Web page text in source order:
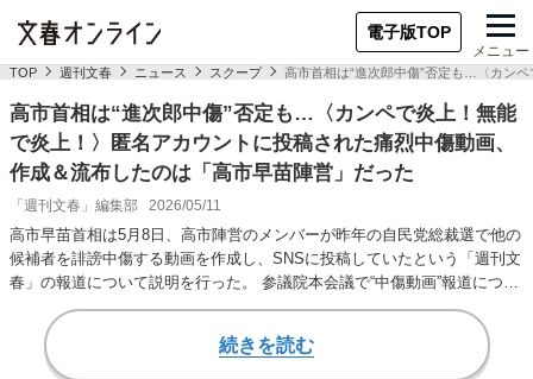
電子版TOP
メニュー
TOP 週刊文春 ニュース スクープ 高市首相は“進次郎中傷”否定も…〈カン
高市首相は“進次郎中傷”否定も…〈カンペで炎上！無能
で炎上！〉匿名アカウントに投稿された痛烈中傷動画、
作成＆流布したのは「高市早苗陣営」だった
「週刊文春」編集部 2026/05/11
高市早苗首相は5月8日、高市陣営のメンバーが昨年の自民党総裁選で他の
候補者を誹謗中傷する動画を作成し、SNSに投稿していたという「週刊文
春」の報道について説明を行った。 参議院本会議で“中傷動画”報道につい
て問われ…
続きを読む